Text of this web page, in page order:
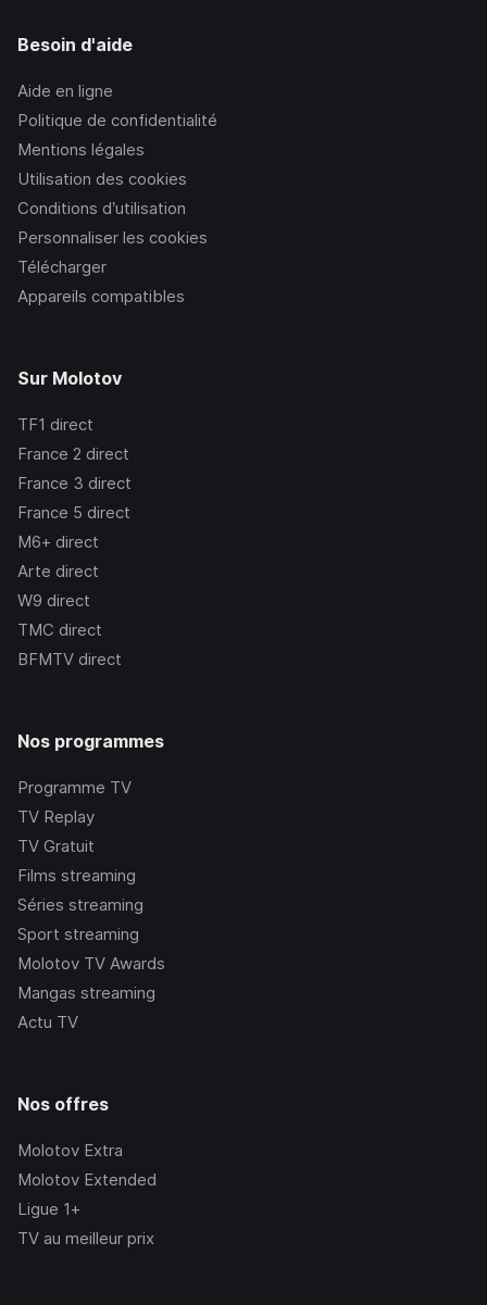
Besoin d'aide
Aide en ligne
Politique de confidentialité
Mentions légales
Utilisation des cookies
Conditions d’utilisation
Personnaliser les cookies
Télécharger
Appareils compatibles
Sur Molotov
TF1 direct
France 2 direct
France 3 direct
France 5 direct
M6+ direct
Arte direct
W9 direct
TMC direct
BFMTV direct
Nos programmes
Programme TV
TV Replay
TV Gratuit
Films streaming
Séries streaming
Sport streaming
Molotov TV Awards
Mangas streaming
Actu TV
Nos offres
Molotov Extra
Molotov Extended
Ligue 1+
TV au meilleur prix